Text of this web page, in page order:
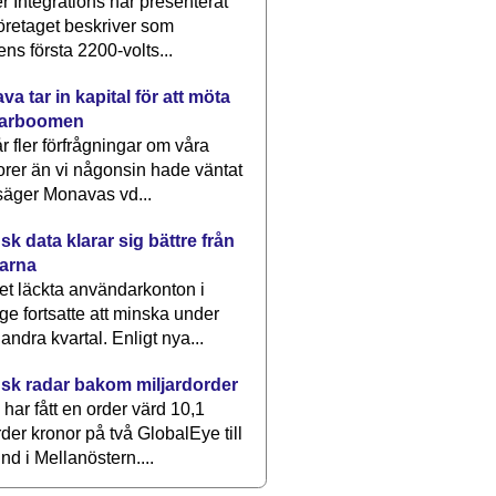
beskriver som
första 2200-volts...
tar in kapital för att möta
fler förfrågningar om våra
än vi någonsin hade väntat
Monavas vd...
data klarar sig bättre från
läckta användarkonton i
fortsatte att minska under
kvartal. Enligt nya...
radar bakom miljardorder
fått en order värd 10,1
kronor på två GlobalEye till
i Mellanöstern....